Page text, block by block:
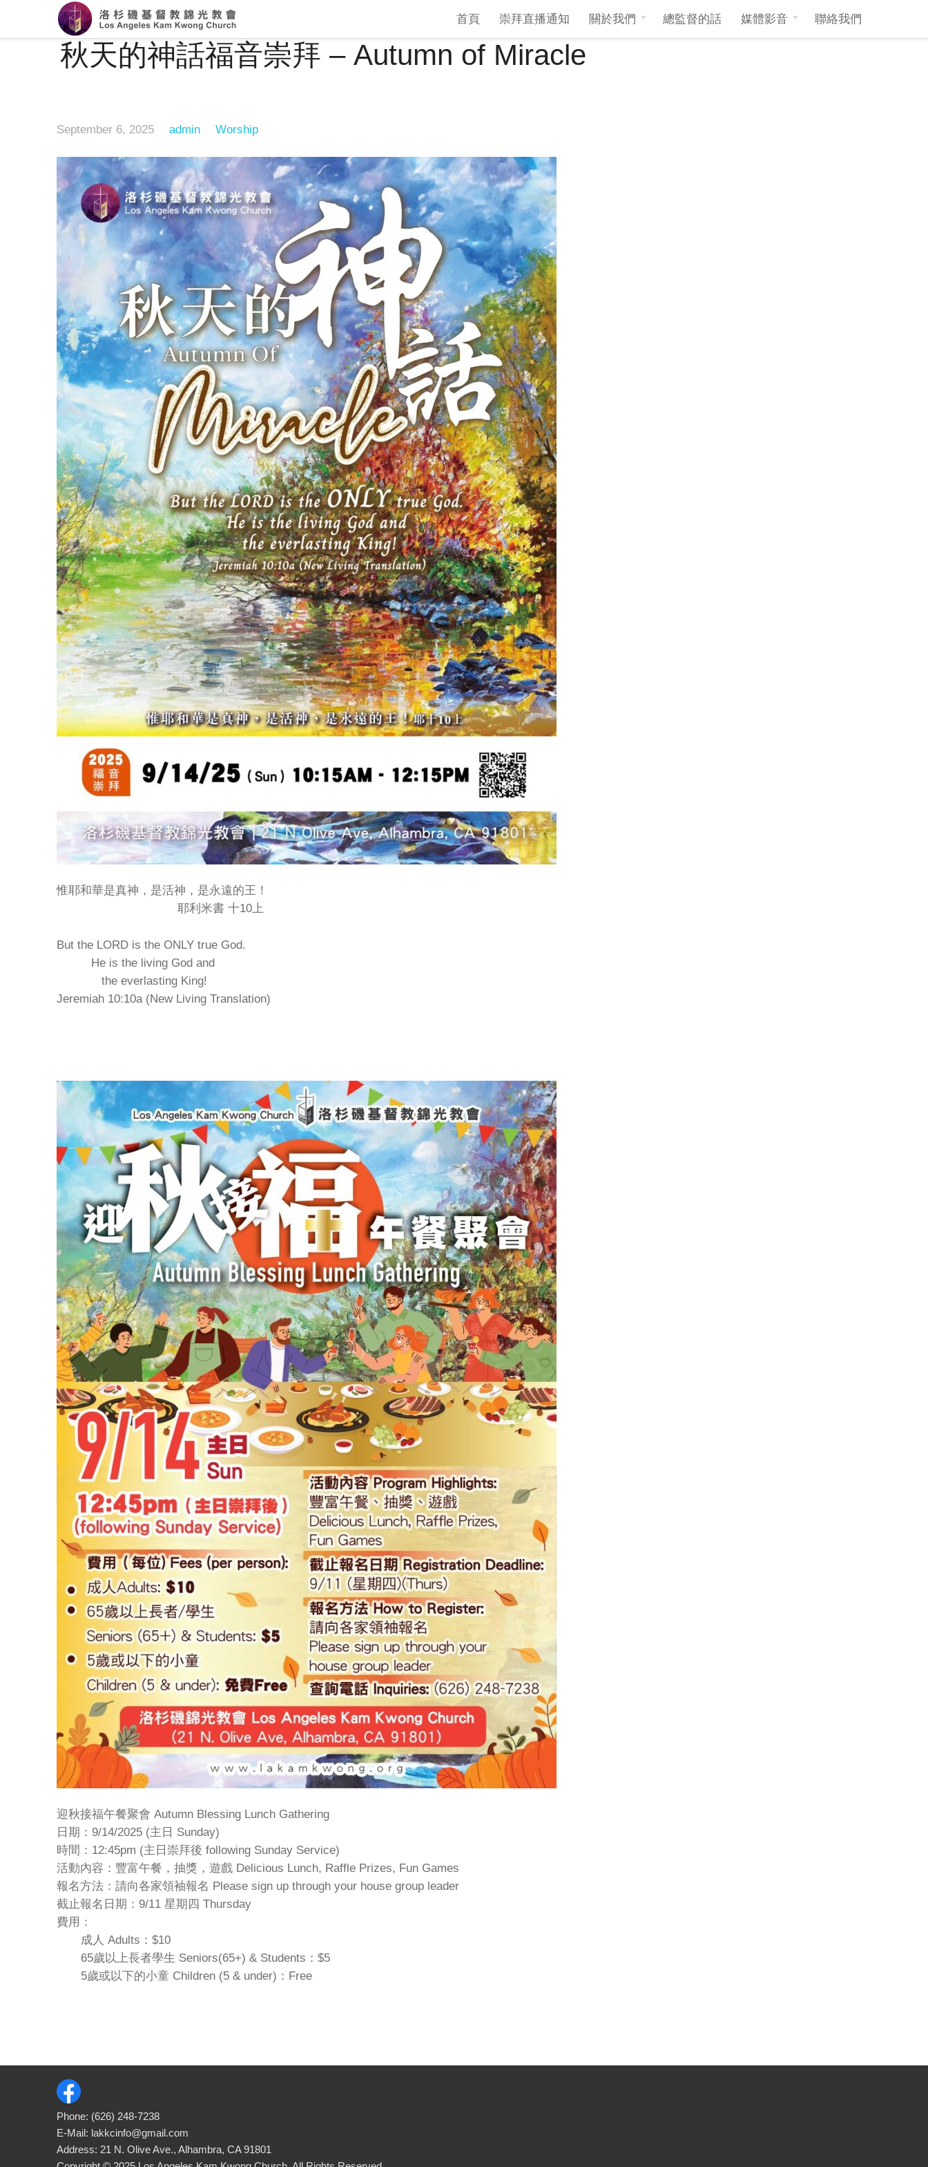
首頁 崇拜直播通知 關於我們 總監督的話 媒體影音 聯絡我們
秋天的神話福音崇拜 – Autumn of Miracle
September 6, 2025 admin Worship
惟耶和華是真神，是活神，是永遠的王！
耶利米書 十10上
But the LORD is the ONLY true God.
He is the living God and
the everlasting King!
Jeremiah 10:10a (New Living Translation)
迎秋接福午餐聚會 Autumn Blessing Lunch Gathering
日期：9/14/2025 (主日 Sunday)
時間：12:45pm (主日崇拜後 following Sunday Service)
活動內容：豐富午餐，抽獎，遊戲 Delicious Lunch, Raffle Prizes, Fun Games
報名方法：請向各家領袖報名 Please sign up through your house group leader
截止報名日期：9/11 星期四 Thursday
費用：
成人 Adults：$10
65歲以上長者學生 Seniors(65+) & Students：$5
5歲或以下的小童 Children (5 & under)：Free
Phone: (626) 248-7238
E-Mail: lakkcinfo@gmail.com
Address: 21 N. Olive Ave., Alhambra, CA 91801